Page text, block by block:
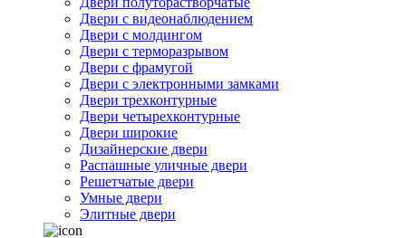
Двери с видеонаблюдением
Двери с молдингом
Двери с терморазрывом
Двери с фрамугой
Двери с электронными замками
Двери трехконтурные
Двери четырехконтурные
Двери широкие
Дизайнерские двери
Распашные уличные двери
Решетчатые двери
Умные двери
Элитные двери